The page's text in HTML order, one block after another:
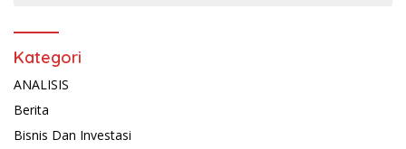
Kategori
ANALISIS
Berita
Bisnis Dan Investasi